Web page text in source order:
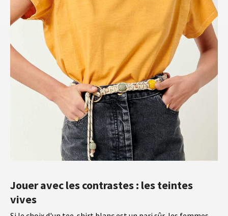
Jouer avec les contrastes : les teintes
vives